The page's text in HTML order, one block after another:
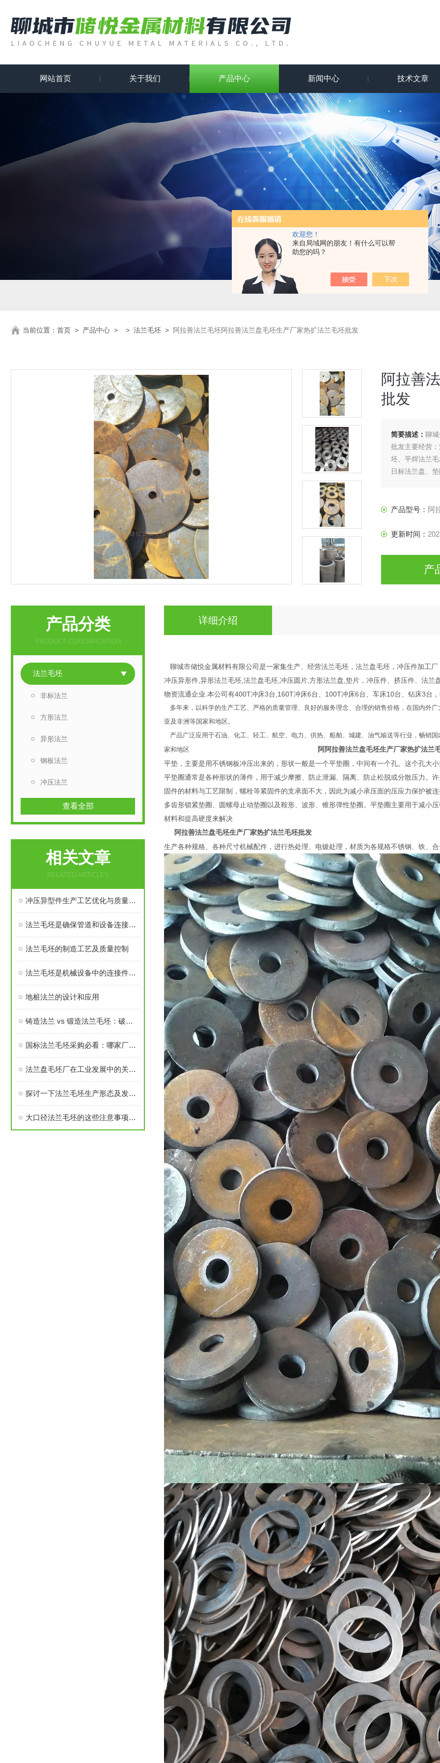
欢迎您！
来自局域网的朋友！有什么可以帮
助您的吗？
网站首页 关于我们 产品中心 新闻中心 技术文章
当前位置： 首页 > 产品中心 > > 法兰毛坯 > 阿拉善法兰毛坯阿拉善法兰盘毛坯生产厂家热扩法兰毛坯批发
阿拉善
批发
简要描述：聊
批发主要经营
坯、平焊法兰
日标法兰盘、
产品型号： 阿
更新时间：
产
详细介绍
聊城市储悦金属材料有限公司是一家集生产、经营法兰毛坯，法兰盘毛坯，冲压件加工
冲压异形件,异形法兰毛坯,法兰盘毛坯,冲压圆片,方形法兰盘,垫片，冲压件、挤压件、法
物资流通企业.本公司有400T冲床3台,160T冲床6台、100T冲床6台、车床10台、钻床3台
多年来，以科学的生产工艺、严格的质量管理、良好的服务理念、合理的销售价格，在国内外
亚及非洲等国家和地区。
产品广泛应用于石油、化工、轻工、航空、电力、供热、船舶、城建、油气输送等行业，畅销
家和地区
阿阿拉善法兰盘毛坯生产厂家热扩法兰
平垫，主要是用不锈钢板冲压出来的，形状一般是一个平垫圈，中间有一个孔。这个孔大
平垫圈通常是各种形状的薄件，用于减少摩擦、防止泄漏、隔离、防止松脱或分散压力。
固件的材料与工艺限制，螺栓等紧固件的支承面不大，因此为减小承压面的压应力保护被
多齿形锁紧垫圈、圆螺母止动垫圈以及鞍形、波形、锥形弹性垫圈。平垫圈主要用于减小
材料和提高硬度来解决
阿拉善法兰盘毛坯生产厂家热扩法兰毛坯批发
生产各种规格、各种尺寸机械配件，进行热处理、电镀处理，材质为各规格不锈钢、铁、
产品分类
PRODUCT CLASSIFICATION
法兰毛坯
非标法兰
方形法兰
异形法兰
钢板法兰
冲压法兰
查看全部
相关文章
RELATED ARTICLES
冲压异型件生产工艺优化与质量控制
法兰毛坯是确保管道和设备连接密封性、承载力的基础
法兰毛坯的制造工艺及质量控制
法兰毛坯是机械设备中的连接件之一
地桩法兰的设计和应用
铸造法兰 vs 锻造法兰毛坯：破坏性测试告诉你谁更耐用
国标法兰毛坯采购必看：哪家厂家的售后与口碑经得起考验？
法兰盘毛坯厂在工业发展中的关键角色
探讨一下法兰毛坯生产形态及发展前景
大口径法兰毛坯的这些注意事项要了解